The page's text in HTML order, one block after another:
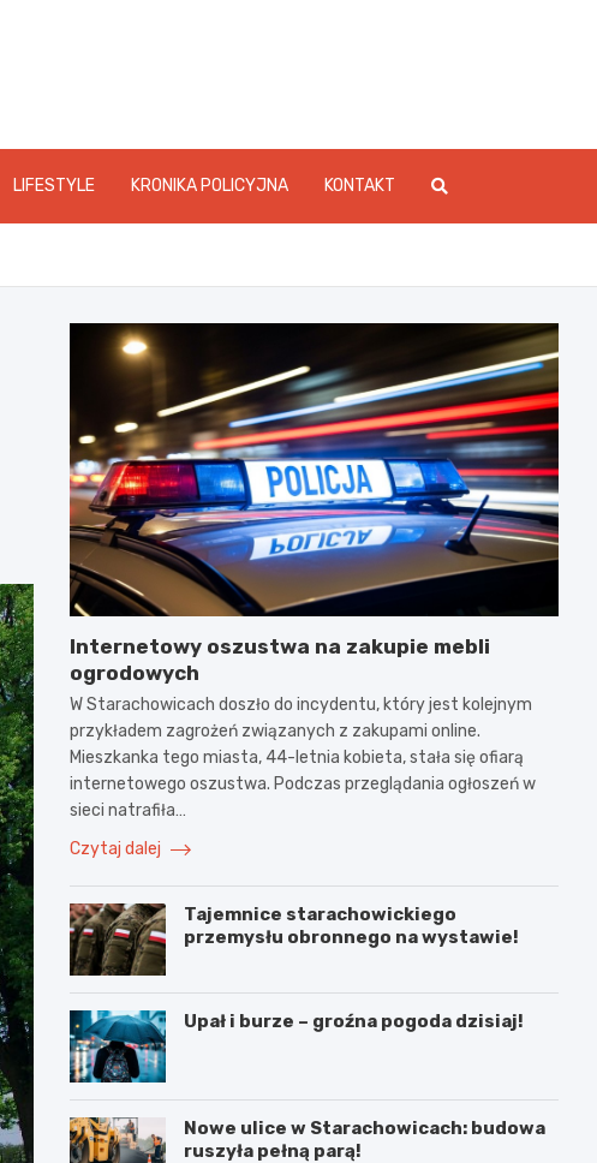
LIFESTYLE KRONIKA POLICYJNA KONTAKT
Internetowy oszustwa na zakupie mebli
ogrodowych
W Starachowicach doszło do incydentu, który jest kolejnym
przykładem zagrożeń związanych z zakupami online.
Mieszkanka tego miasta, 44-letnia kobieta, stała się ofiarą
internetowego oszustwa. Podczas przeglądania ogłoszeń w
sieci natrafiła…
Czytaj dalej
Tajemnice starachowickiego
przemysłu obronnego na wystawie!
Upał i burze – groźna pogoda dzisiaj!
Nowe ulice w Starachowicach: budowa
ruszyła pełną parą!